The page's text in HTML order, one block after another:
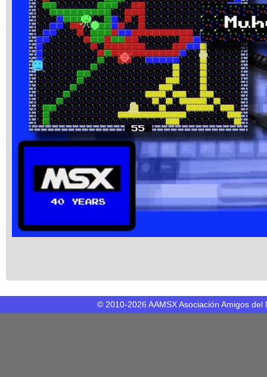
© 2010-2026 AAMSX Asociación Amigos